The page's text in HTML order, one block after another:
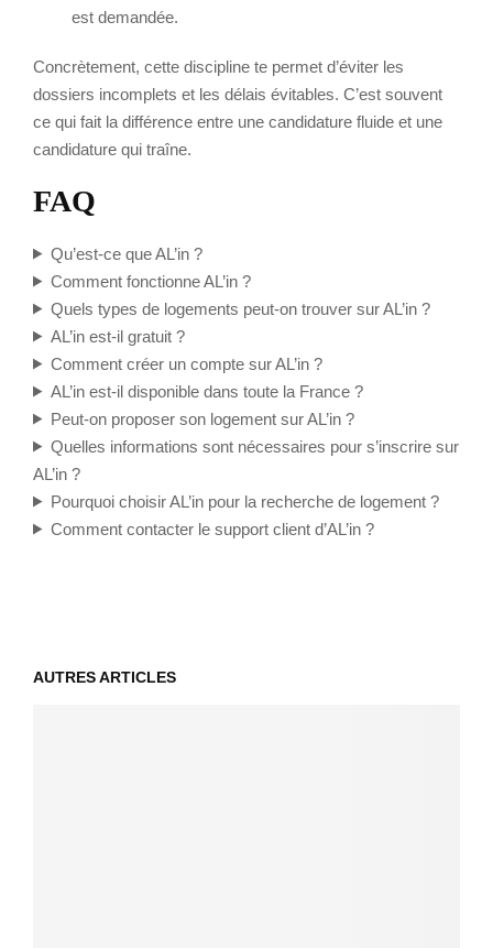
est demandée.
Concrètement, cette discipline te permet d’éviter les
dossiers incomplets et les délais évitables. C’est souvent
ce qui fait la différence entre une candidature fluide et une
candidature qui traîne.
FAQ
Qu’est-ce que AL’in ?
Comment fonctionne AL’in ?
Quels types de logements peut-on trouver sur AL’in ?
AL’in est-il gratuit ?
Comment créer un compte sur AL’in ?
AL’in est-il disponible dans toute la France ?
Peut-on proposer son logement sur AL’in ?
Quelles informations sont nécessaires pour s’inscrire sur
AL’in ?
Pourquoi choisir AL’in pour la recherche de logement ?
Comment contacter le support client d’AL’in ?
AUTRES ARTICLES